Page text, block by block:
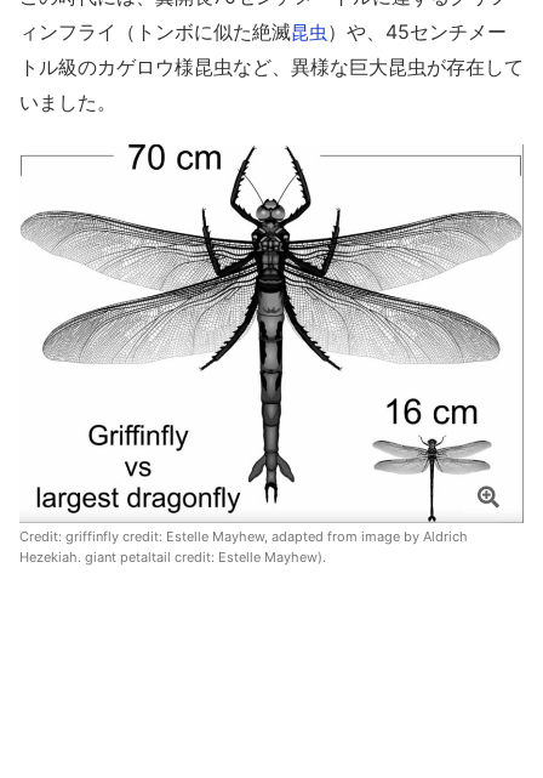
ィンフライ（トンボに似た絶滅昆虫）や、45センチメー
トル級のカゲロウ様昆虫など、異様な巨大昆虫が存在して
いました。
Credit: griffinfly credit: Estelle Mayhew, adapted from image by Aldrich
Hezekiah. giant petaltail credit: Estelle Mayhew).